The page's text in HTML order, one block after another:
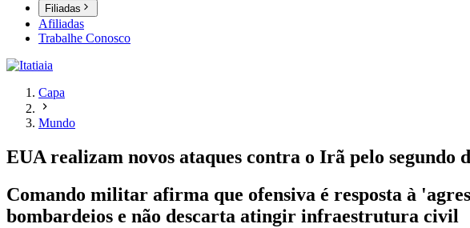
Filiadas
Afiliadas
Trabalhe Conosco
Capa
Mundo
EUA realizam novos ataques contra o Irã pelo segundo
Comando militar afirma que ofensiva é resposta à
bombardeios e não descarta atingir infraestrutura civil